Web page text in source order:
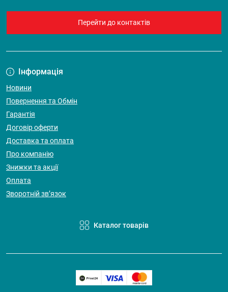
Перейти до контактів
Інформація
Новини
Повернення та Обмін
Гарантія
Договір оферти
Доставка та оплата
Про компанію
Знижки та акції
Оплата
Зворотній зв’язок
Каталог товарів